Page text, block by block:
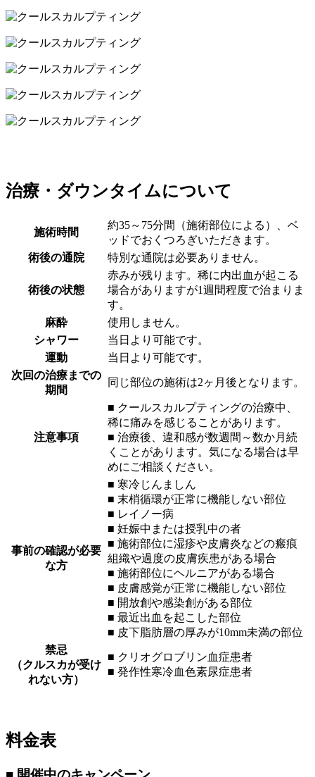
治療・ダウンタイムについて
施術時間
約35～75分間（施術部位による）、ベ
ッドでおくつろぎいただきます。
術後の通院
特別な通院は必要ありません。
術後の状態
赤みが残ります。稀に内出血が起こる
場合がありますが1週間程度で治まりま
す。
麻酔
使用しません。
シャワー
当日より可能です。
運動
当日より可能です。
次回の治療までの
期間
同じ部位の施術は2ヶ月後となります。
注意事項
■ クールスカルプティングの治療中、
稀に痛みを感じることがあります。
■ 治療後、違和感が数週間～数か月続
くことがあります。気になる場合は早
めにご相談ください。
事前の確認が必要
な方
■ 寒冷じんましん
■ 末梢循環が正常に機能しない部位
■ レイノー病
■ 妊娠中または授乳中の者
■ 施術部位に湿疹や皮膚炎などの瘢痕
組織や過度の皮膚疾患がある場合
■ 施術部位にヘルニアがある場合
■ 皮膚感覚が正常に機能しない部位
■ 開放創や感染創がある部位
■ 最近出血を起こした部位
■ 皮下脂肪層の厚みが10mm未満の部位
禁忌
（クルスカが受け
れない方）
■ クリオグロブリン血症患者
■ 発作性寒冷血色素尿症患者
料金表